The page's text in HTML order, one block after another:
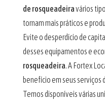
de rosqueadeiravários
tornam mais práticos e
Evite o desperdício de
desses equipamentos e
rosqueadeira. A Fortex
benefício em seus serviços
Temos disponíveis várias